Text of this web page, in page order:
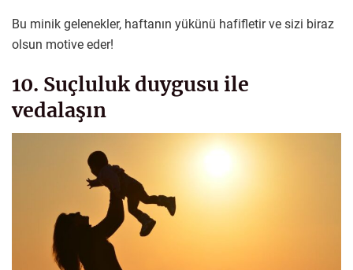
Bu minik gelenekler, haftanın yükünü hafifletir ve sizi biraz
olsun motive eder!
10. Suçluluk duygusu ile
vedalaşın